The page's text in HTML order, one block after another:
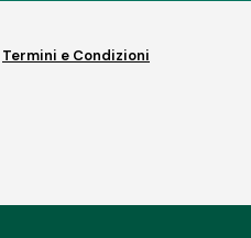
Termini e Condizioni